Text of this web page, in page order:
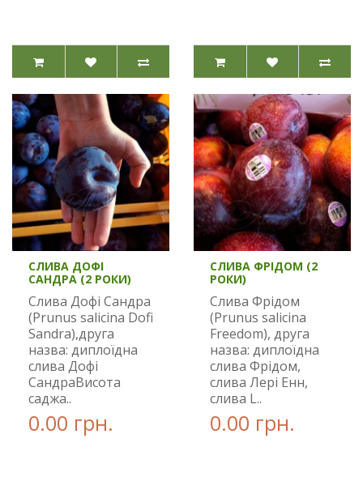
СЛИВА ДОФІ
САНДРА (2 РОКИ)
Слива Дофі Сандра
(Prunus salicina Dofi
Sandra),друга
назва: диплоїдна
слива Дофі
СандраВисота
саджа..
0.00 грн.
СЛИВА ФРІДОМ (2
РОКИ)
Слива Фрідом
(Prunus salicina
Freedom), друга
назва: диплоїдна
слива Фрідом,
слива Лері Енн,
слива L..
0.00 грн.